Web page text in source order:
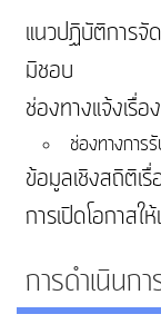
แนวปฏิบัติการจั
มิชอบ
ช่องทางแจ้งเรื่
ช่องทางการ
ข้อมูลเชิงสถิติเ
การเปิดโอกาสใ
การดำเนินก